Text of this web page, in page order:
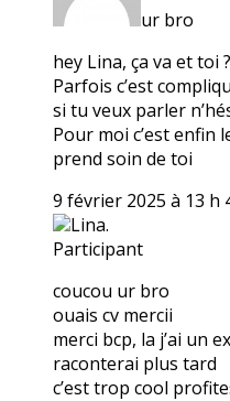
ur bro
hey Lina, ça va et toi ?
Parfois c’est
si tu veux parler
Pour moi c’est enfin
prend soin de toi
9 février 2025 à 13 h
Lina.
Participant
coucou ur bro
ouais cv mercii
merci bcp, la j’ai un
raconterai plus tard
c’est trop cool